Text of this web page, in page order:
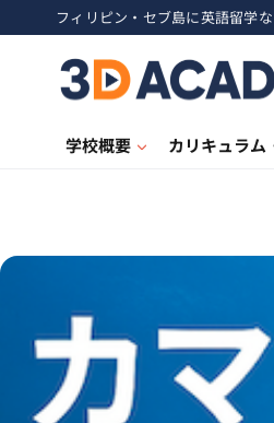
フィリピン・セブ島に英語留学
学校概要 カリキュラム